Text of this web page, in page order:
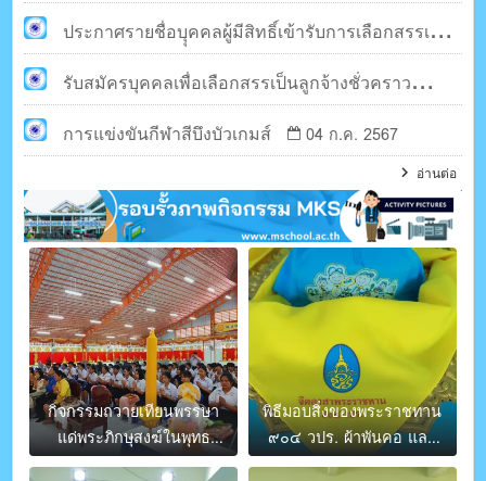
2567
ประกาศรายชื่อบุุคคลผู้มีสิทธิ์เข้ารับการเลือกสรรเป็น
ลูกจ้างชั่วคราว
30 ก.ค. 2567
รับสมัครบุคคลเพื่อเลือกสรรเป็นลูกจ้างชั่วคราว
17 ก.ค. 2567
การแข่งขันกีฬาสีบึงบัวเกมส์ 04 ก.ค. 2567
อ่านต่อ
กิจกรรมถวายเทียนพรรษา
แด่พระภิกษุสงฆ์ในพุทธ
ศาสนก่อนเทศกาลเข้าพรรษ
พิธีมอบสิ่งของพระราชทาน
๙๐๔ วปร. ผ้าพันคอ และ
หมวกจิตอาสา